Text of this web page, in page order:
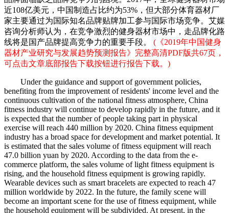
近108亿美元，中国制造占比约为53%，但大部分体育器材厂
家主要通过为国际知名品牌贴牌加工参与国际市场竞争。艾媒
咨询分析师认为，在竞争激烈的健身器材市场中，走品牌化路
线将是国产品牌提高竞争力的重要手段。
(《2019年中国健身
器材产业研究与发展趋势预测报告》完整高清PDF版共67页，
可点击文章底部报告下载按钮进行报告下载。)
Under the guidance and support of government policies,
benefiting from the improvement of residents' income level and the
continuous cultivation of the national fitness atmosphere, China
fitness industry will continue to develop rapidly in the future, and it
is expected that the number of people taking part in physical
exercise will reach 440 million by 2020. China fitness equipment
industry has a broad space for development and market potential. It
is estimated that the sales volume of fitness equipment will reach
47.0 billion yuan by 2020. According to the data from the e-
commerce platform, the sales volume of light fitness equipment is
rising, and the household fitness equipment is growing rapidly.
Wearable devices such as smart bracelets are expected to reach 47
million worldwide by 2022. In the future, the family scene will
become an important scene for the use of fitness equipment, while
the household equipment will be subdivided. At present, in the